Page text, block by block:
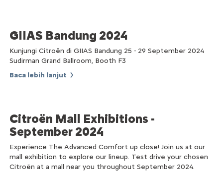
GIIAS Bandung 2024
Kunjungi Citroën di GIIAS Bandung 25 - 29 September 2024
Sudirman Grand Ballroom, Booth F3
Baca lebih lanjut
Citroën Mall Exhibitions -
September 2024
Experience The Advanced Comfort up close! Join us at our
mall exhibition to explore our lineup. Test drive your chosen
Citroën at a mall near you throughout September 2024.